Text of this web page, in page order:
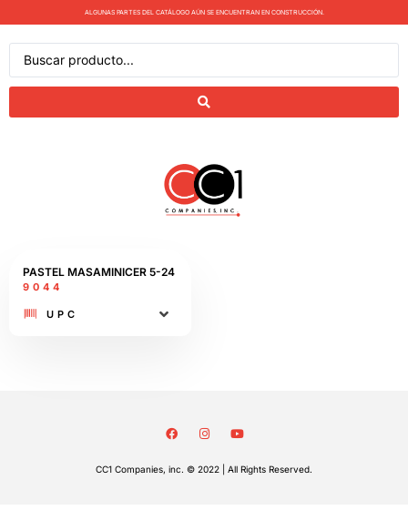
ALGUNAS PARTES DEL CATÁLOGO AÚN SE ENCUENTRAN EN CONSTRUCCIÓN.
PASTEL MASAMINICER 5-24
9044
UPC
CC1 Companies, inc. © 2022 | All Rights Reserved.